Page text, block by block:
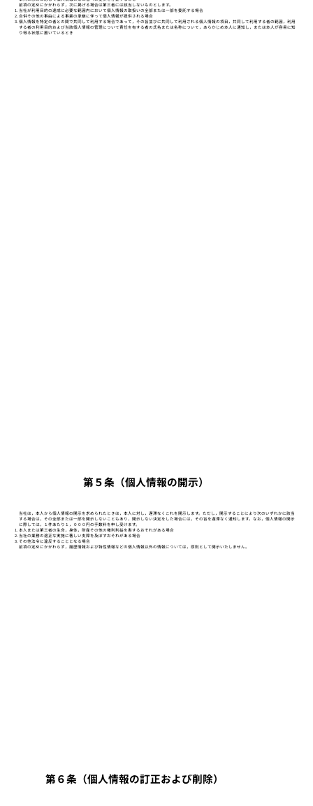
前項の定めにかかわらず，次に掲げる場合は第三者には該当しないものとします。
当社が利用目的の達成に必要な範囲内において個人情報の取扱いの全部または一部を委託する場合
合併その他の事由による事業の承継に伴って個人情報が提供される場合
個人情報を特定の者との間で共同して利用する場合であって，その旨並びに共同して利用される個人情報の項目，共同して利用する者の範囲，利用
する者の利用目的および当該個人情報の管理について責任を有する者の氏名または名称について，あらかじめ本人に通知し，または本人が容易に知
り得る状態に置いているとき
第５条（個人情報の開示）
当社は，本人から個人情報の開示を求められたときは，本人に対し，遅滞なくこれを開示します。ただし，開示することにより次のいずれかに該当
する場合は，その全部または一部を開示しないこともあり，開示しない決定をした場合には，その旨を遅滞なく通知します。なお，個人情報の開示
に際しては，１件あたり１，０００円の手数料を申し受けます。
本人または第三者の生命，身体，財産その他の権利利益を害するおそれがある場合
当社の業務の適正な実施に著しい支障を及ぼすおそれがある場合
その他法令に違反することとなる場合
前項の定めにかかわらず，履歴情報および特性情報などの個人情報以外の情報については，原則として開示いたしません。
第６条（個人情報の訂正および削除）